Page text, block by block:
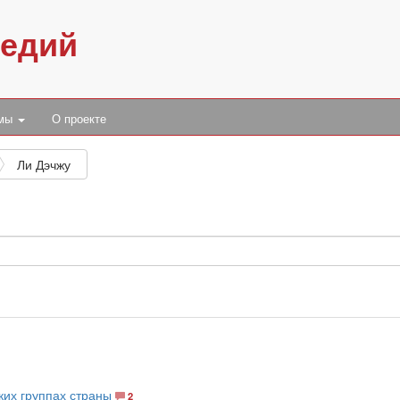
О проекте
Ли Дэчжу
группах страны 2